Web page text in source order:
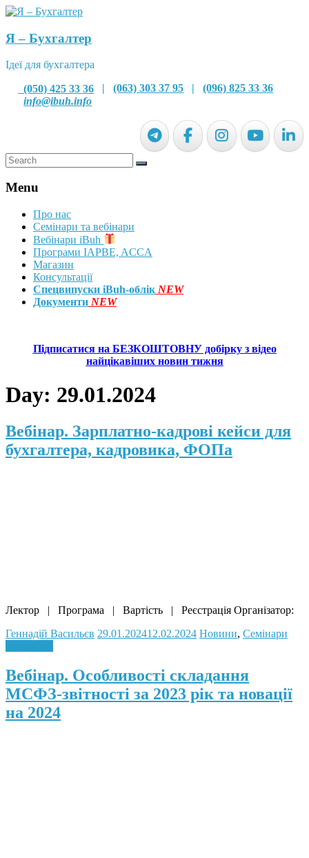
Я – Бухгалтер
Ідеї для бухгалтера
(050) 425 33 36 |(063) 303 37 95 |(096) 825 33 36
info@ibuh.info
Menu
Про нас
Семінари та вебінари
Вебінари iBuh
Програми IAPBE, ACCA
Магазин
Консультації
Спецвипуски iBuh-облік NEW
Документи NEW
Підписатися на БЕЗКОШТОВНУ добірку з відео
найцікавіших новин тижня
Day: 29.01.2024
Вебінар. Зарплатно-кадрові кейси для
бухгалтера, кадровика, ФОПа
Лектор | Програма | Вартість | Реєстрація Організатор:
Геннадій Васильєв 29.01.202412.02.2024 Новини, Семінари
Вебінар. Особливості складання
МСФЗ-звітності за 2023 рік та новації
на 2024